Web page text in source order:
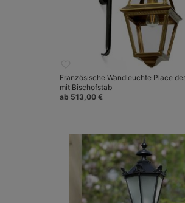
Französische Wandleuchte Place
mit Bischofstab
ab 513,00 €